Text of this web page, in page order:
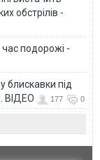
обстрілів -
час подорожі -
блискавки під
ВІДЕО
177 0